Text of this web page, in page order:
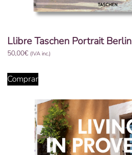
Llibre Taschen Portrait Berlin
50,00€ (IVA inc.)
Comprar